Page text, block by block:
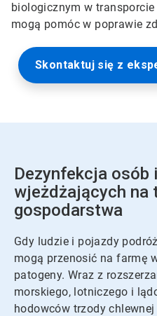
biologicznym w
mogą pomóc w poprawie
Skontaktuj się z
Dezynfekcja osób
wjeżdżających na
gospodarstwa
Gdy ludzie i pojazdy
mogą przenosić na farmę
patogeny. Wraz z
morskiego, lotniczego i
hodowców trzody